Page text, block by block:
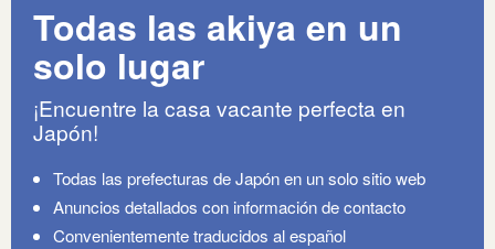
Todas las akiya en un
solo lugar
¡Encuentre la casa vacante perfecta en
Japón!
Todas las prefecturas de Japón en un solo sitio web
Anuncios detallados con información de contacto
Convenientemente traducidos al español